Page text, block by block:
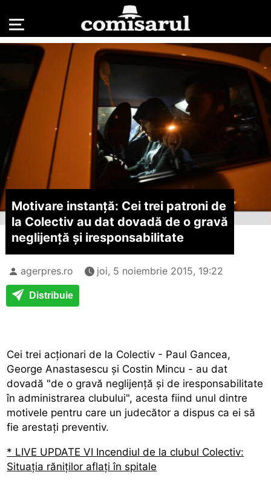
Motivare instanță: Cei trei patroni de
la Colectiv au dat dovadă de o gravă
neglijență și iresponsabilitate
agerpres.ro joi, 5 noiembrie 2015, 19:22
Distribuie
Cei trei acționari de la Colectiv - Paul Gancea,
George Anastasescu și Costin Mincu - au dat
dovadă "de o gravă neglijență și de iresponsabilitate
în administrarea clubului", acesta fiind unul dintre
motivele pentru care un judecător a dispus ca ei să
fie arestați preventiv.
* LIVE UPDATE VI Incendiul de la clubul Colectiv:
Situația răniților aflați în spitale